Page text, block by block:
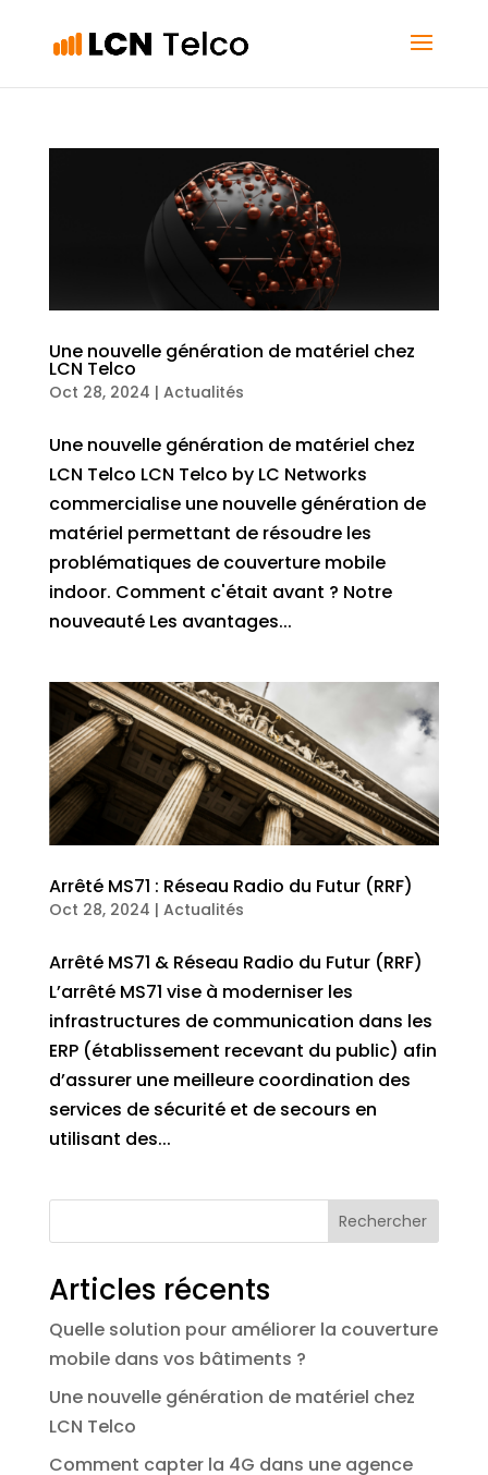
Une nouvelle génération de matériel chez
LCN Telco
Oct 28, 2024 | Actualités
Une nouvelle génération de matériel chez
LCN Telco LCN Telco by LC Networks
commercialise une nouvelle génération de
matériel permettant de résoudre les
problématiques de couverture mobile
indoor. Comment c'était avant ? Notre
nouveauté Les avantages...
Arrêté MS71 : Réseau Radio du Futur (RRF)
Oct 28, 2024 | Actualités
Arrêté MS71 & Réseau Radio du Futur (RRF)
L’arrêté MS71 vise à moderniser les
infrastructures de communication dans les
ERP (établissement recevant du public) afin
d’assurer une meilleure coordination des
services de sécurité et de secours en
utilisant des...
Rechercher
Articles récents
Quelle solution pour améliorer la couverture
mobile dans vos bâtiments ?
Une nouvelle génération de matériel chez
LCN Telco
Comment capter la 4G dans une agence